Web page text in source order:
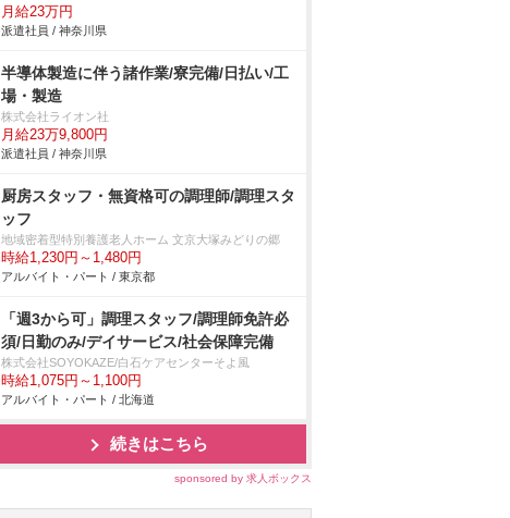
月給23万円
派遣社員 / 神奈川県
半導体製造に伴う諸作業/寮完備/日払い/工
場・製造
株式会社ライオン社
月給23万9,800円
派遣社員 / 神奈川県
厨房スタッフ・無資格可の調理師/調理スタ
ッフ
地域密着型特別養護老人ホーム 文京大塚みどりの郷
時給1,230円～1,480円
アルバイト・パート / 東京都
「週3から可」調理スタッフ/調理師免許必
須/日勤のみ/デイサービス/社会保障完備
株式会社SOYOKAZE/白石ケアセンターそよ風
時給1,075円～1,100円
アルバイト・パート / 北海道
続きはこちら
sponsored by 求人ボックス